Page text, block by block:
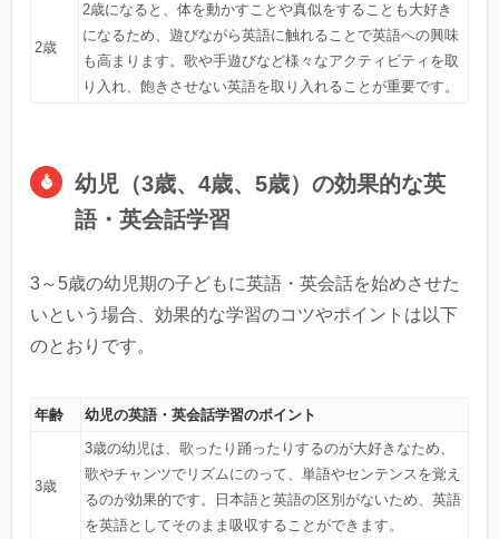
2歳
2歳になると、体を動かすことや真似をすることも大好き
になるため、遊びながら英語に触れることで英語への興味
も高まります。歌や手遊びなど様々なアクティビティを取
り入れ、飽きさせない英語を取り入れることが重要です。
幼児（3歳、4歳、5歳）の効果的な英
語・英会話学習
3～5歳の幼児期の子どもに英語・英会話を始めさせた
いという場合、効果的な学習のコツやポイントは以下
のとおりです。
年齢 幼児の英語・英会話学習のポイント
3歳
3歳の幼児は、歌ったり踊ったりするのが大好きなため、
歌やチャンツでリズムにのって、単語やセンテンスを覚え
るのが効果的です。日本語と英語の区別がないため、英語
を英語としてそのまま吸収することができます。